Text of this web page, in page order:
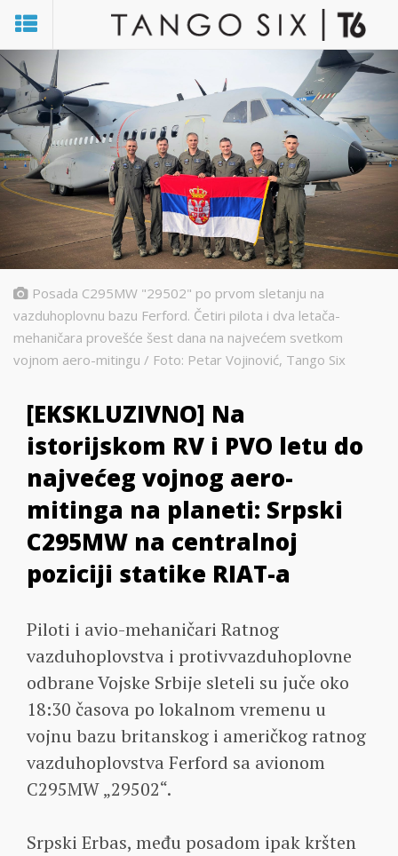
Posada C295MW "29502" po prvom sletanju na
vazduhoplovnu bazu Ferford. Četiri pilota i dva letača-
mehaničara provešće šest dana na najvećem svetkom
vojnom aero-mitingu / Foto: Petar Vojinović, Tango Six
[EKSKLUZIVNO] Na
istorijskom RV i PVO letu do
najvećeg vojnog aero-
mitinga na planeti: Srpski
C295MW na centralnoj
poziciji statike RIAT-a
Piloti i avio-mehaničari Ratnog
vazduhoplovstva i protivvazduhoplovne
odbrane Vojske Srbije sleteli su juče oko
18:30 časova po lokalnom vremenu u
vojnu bazu britanskog i američkog ratnog
vazduhoplovstva Ferford sa avionom
C295MW „29502“.
Srpski Erbas, među posadom ipak kršten